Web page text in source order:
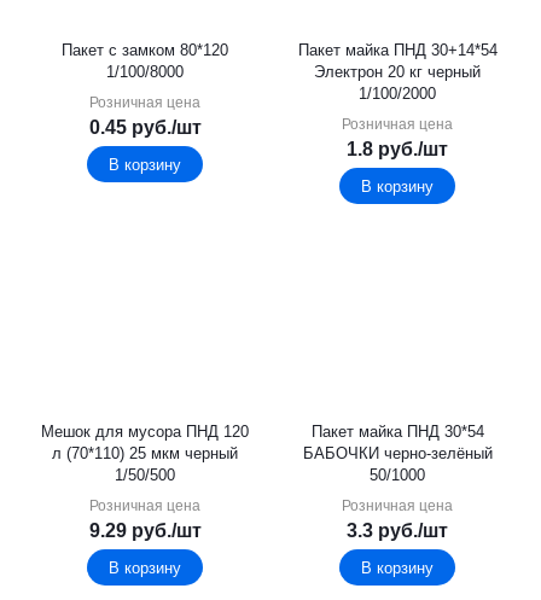
Пакет с замком 80*120
1/100/8000
Розничная цена
0.45руб./шт
В корзину
Пакет майка ПНД 30+14*54
Электрон 20 кг черный
1/100/2000
Розничная цена
1.8 руб./шт
В корзину
Мешок для мусора ПНД 120
л (70*110) 25 мкм черный
1/50/500
Розничная цена
9.29руб./шт
В корзину
Пакет майка ПНД 30*54
БАБОЧКИ черно-зелёный
50/1000
Розничная цена
3.3 руб./шт
В корзину